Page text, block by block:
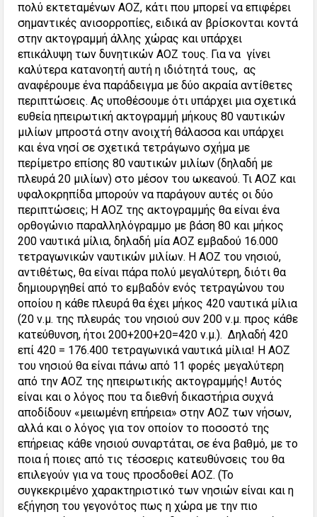
πολύ εκτεταμένων ΑΟΖ, κάτι που μπορεί να επιφέρει
σημαντικές ανισορροπίες, ειδικά αν βρίσκονται κοντά
στην ακτογραμμή άλλης χώρας και υπάρχει
επικάλυψη των δυνητικών ΑΟΖ τους. Για να γίνει
καλύτερα κατανοητή αυτή η ιδιότητά τους, ας
αναφέρουμε ένα παράδειγμα με δύο ακραία αντίθετες
περιπτώσεις. Ας υποθέσουμε ότι υπάρχει μια σχετικά
ευθεία ηπειρωτική ακτογραμμή μήκους 80 ναυτικών
μιλίων μπροστά στην ανοιχτή θάλασσα και υπάρχει
και ένα νησί σε σχετικά τετράγωνο σχήμα με
περίμετρο επίσης 80 ναυτικών μιλίων (δηλαδή με
πλευρά 20 μιλίων) στο μέσον του ωκεανού. Τι ΑΟΖ και
υφαλοκρηπίδα μπορούν να παράγουν αυτές οι δύο
περιπτώσεις; Η ΑΟΖ της ακτογραμμής θα είναι ένα
ορθογώνιο παραλληλόγραμμο με βάση 80 και μήκος
200 ναυτικά μίλια, δηλαδή μία ΑΟΖ εμβαδού 16.000
τετραγωνικών ναυτικών μιλίων. Η ΑΟΖ του νησιού,
αντιθέτως, θα είναι πάρα πολύ μεγαλύτερη, διότι θα
δημιουργηθεί από το εμβαδόν ενός τετραγώνου του
οποίου η κάθε πλευρά θα έχει μήκος 420 ναυτικά μίλια
(20 ν.μ. της πλευράς του νησιού συν 200 ν.μ. προς κάθε
κατεύθυνση, ήτοι 200+200+20=420 ν.μ.). Δηλαδή 420
επί 420 = 176.400 τετραγωνικά ναυτικά μίλια! Η ΑΟΖ
του νησιού θα είναι πάνω από 11 φορές μεγαλύτερη
από την ΑΟΖ της ηπειρωτικής ακτογραμμής! Αυτός
είναι και ο λόγος που τα διεθνή δικαστήρια συχνά
αποδίδουν «μειωμένη επήρεια» στην ΑΟΖ των νήσων,
αλλά και ο λόγος για τον οποίον το ποσοστό της
επήρειας κάθε νησιού συναρτάται, σε ένα βαθμό, με το
ποια ή ποιες από τις τέσσερις κατευθύνσεις του θα
επιλεγούν για να τους προσδοθεί ΑΟΖ. (Το
συγκεκριμένο χαρακτηριστικό των νησιών είναι και η
εξήγηση του γεγονότος πως η χώρα με την πιο